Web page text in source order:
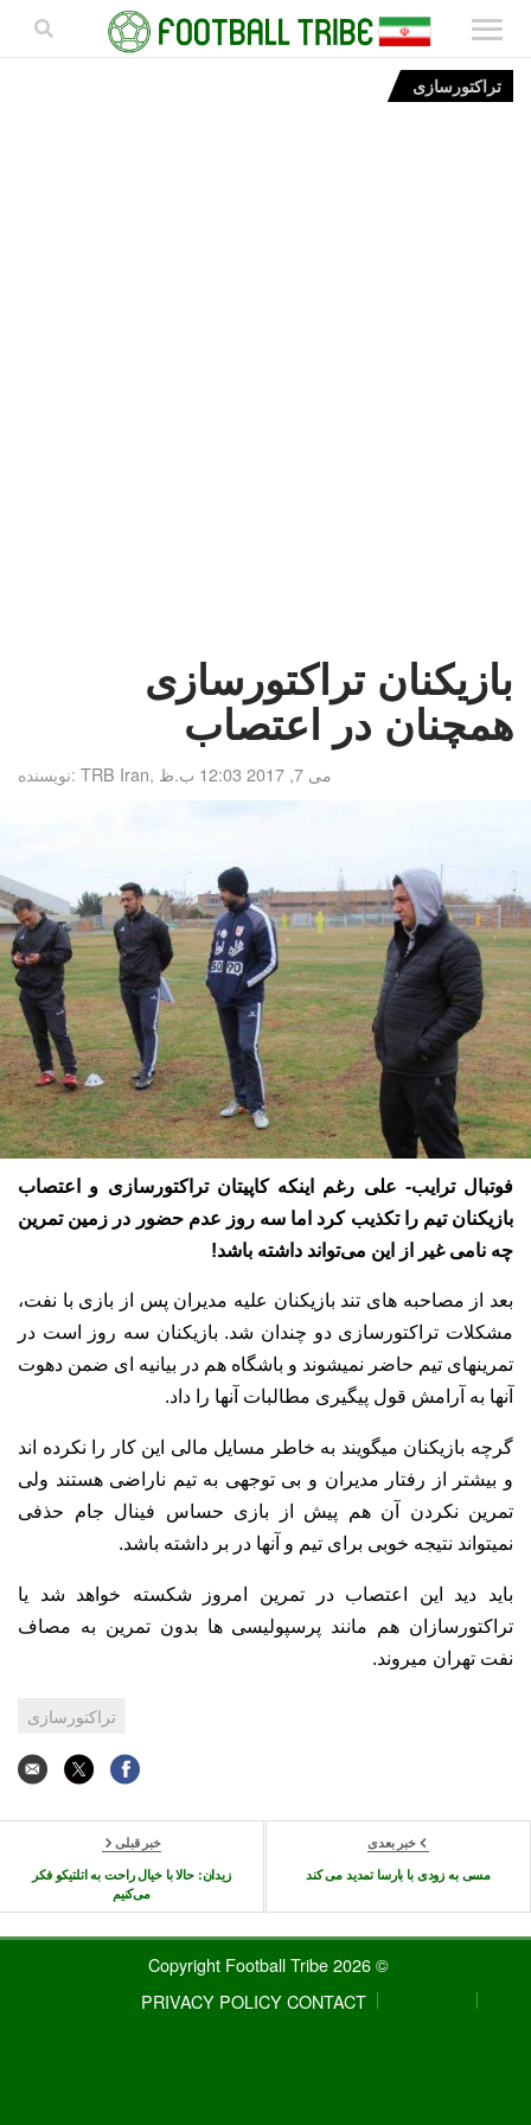
تراکتورسازی
بازیکنان تراکتورسازی
همچنان در اعتصاب
نویسنده:TRB Iran, می 7, 2017 12:03 ب.ظ
فوتبال ترایب- علی رغم اینکه کاپیتان تراکتورسازی و اعتصاب
بازیکنان تیم را تکذیب کرد اما سه روز عدم حضور در زمین تمرین
چه نامی غیر از این می‌تواند داشته باشد!
بعد از مصاحبه های تند بازیکنان علیه مدیران پس از بازی با نفت،
مشکلات تراکتورسازی دو چندان شد. بازیکنان سه روز است در
تمرینهای تیم حاضر نمیشوند و باشگاه هم در بیانیه ای ضمن دهوت
آنها به آرامش قول پیگیری مطالبات آنها را داد.
گرچه بازیکنان میگویند به خاطر مسایل مالی این کار را نکرده اند
و بیشتر از رفتار مدیران و بی توجهی به تیم ناراضی هستند ولی
تمرین نکردن آن هم پیش از بازی حساس فینال جام حذفی
نمیتواند نتیجه خوبی برای تیم و آنها در بر داشته باشد.
باید دید این اعتصاب در تمرین امروز شکسته خواهد شد یا
تراکتورسازان هم مانند پرسپولیسی ها بدون تمرین به مصاف
نفت تهران میروند.
تراکتورسازی
خبر بعدی
مسی به زودی با بارسا تمدید می کند
خبر قبلی
زیدان: حالا با خیال راحت به اتلتیکو فکر
می‌کنیم
© 2026 Copyright Football Tribe
CONTACT
PRIVACY POLICY